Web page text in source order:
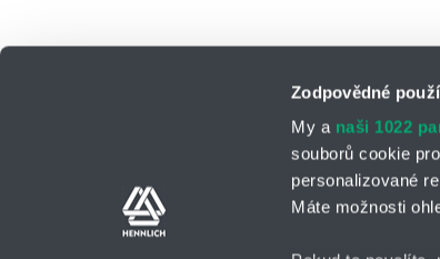
Zodpovědné
My a naši 1022
souborů cookie
personalizované
Máte možnosti
Kontaktní osoby